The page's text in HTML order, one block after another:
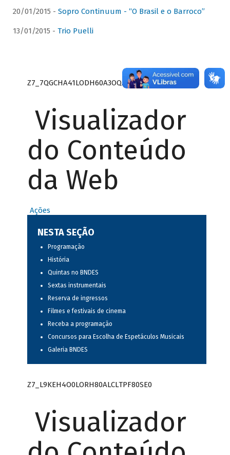
20/01/2015 - Sopro Continuum - “O Brasil e o Barroco”
13/01/2015 - Trio Puelli
Z7_7QGCHA41LODH60A3OQA8RN1415
Visualizador
do Conteúdo
da Web
Ações
NESTA SEÇÃO
Programação
História
Quintas no BNDES
Sextas instrumentais
Reserva de ingressos
Filmes e festivais de cinema
Receba a programação
Concursos para Escolha de Espetáculos Musicais
Galeria BNDES
Z7_L9KEH4O0LORH80ALCLTPF80SE0
Visualizador